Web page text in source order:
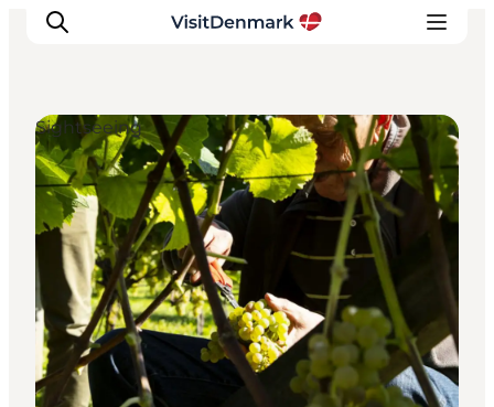
Inspiration
Resmål
Aktiviteter
Övernatta
Planera resan
Sightseeing